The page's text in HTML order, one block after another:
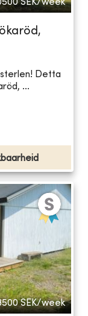
SEK/week
Detta
...
SEK/week